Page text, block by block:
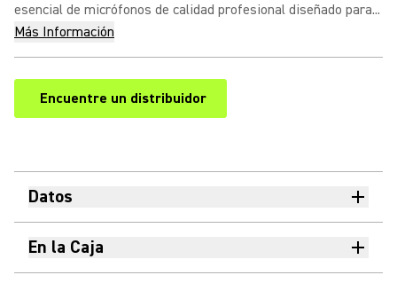
esencial de micrófonos de calidad profesional diseñado para...
Más Información
Encuentre un distribuidor
(Opens in a new tab)
Datos
En la Caja